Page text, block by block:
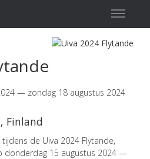
— zondag 18 augustus 2024
Finland
de Uiva 2024 Flytande,
donderdag 15 augustus 2024 —